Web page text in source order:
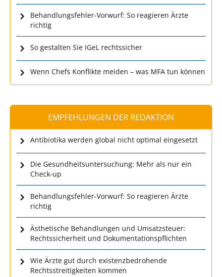
Behandlungsfehler-Vorwurf: So reagieren Ärzte
richtig
So gestalten Sie IGeL rechtssicher
Wenn Chefs Konflikte meiden – was MFA tun können
EMPFEHLUNGEN DER REDAKTION
Antibiotika werden global nicht optimal eingesetzt
Die Gesundheitsuntersuchung: Mehr als nur ein
Check-up
Behandlungsfehler-Vorwurf: So reagieren Ärzte
richtig
Ästhetische Behandlungen und Umsatzsteuer:
Rechtssicherheit und Dokumentationspflichten
Wie Ärzte gut durch existenzbedrohende
Rechtsstreitigkeiten kommen